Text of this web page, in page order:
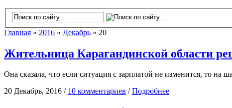
Главная » 2016 » Декабрь » 20
Жительница Карагандинской области
Она сказала, что если ситуация с зарплатой не изменится, то на
20 Декабрь, 2016 / 10 комментариев /Подробнее